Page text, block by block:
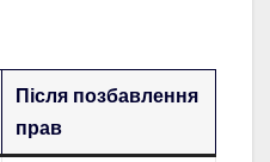
Після позбавлення
прав